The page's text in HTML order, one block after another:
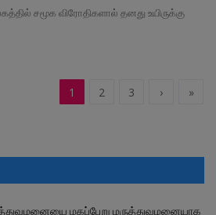
சமூக விரோதிகளால் தனது உயிருக்கு
1 2 3 › »
மகப்பேறு மருத்துவமனையாக